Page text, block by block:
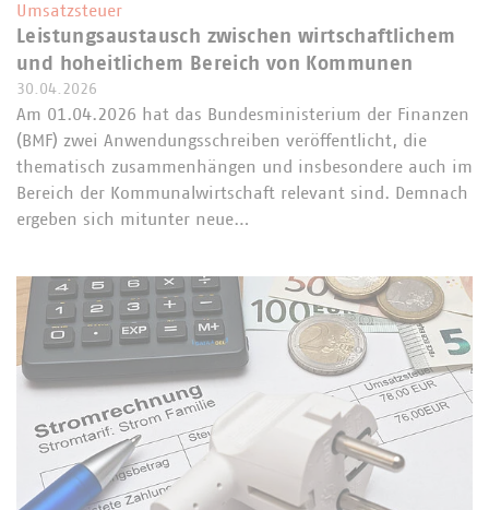
Umsatzsteuer
Leistungsaustausch zwischen wirtschaftlichem
und hoheitlichem Bereich von Kommunen
30.04.2026
Am 01.04.2026 hat das Bundesministerium der Finanzen
(BMF) zwei Anwendungsschreiben veröffentlicht, die
thematisch zusammenhängen und insbesondere auch im
Bereich der Kommunalwirtschaft relevant sind. Demnach
ergeben sich mitunter neue…